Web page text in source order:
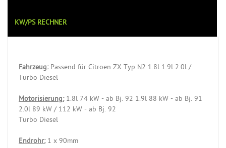
KW/PS RECHNER
Fahrzeug:Passend für Citroen ZX Typ N2 1.8l 1.9l 2.0l /
Turbo Diesel
Motorisierung:1.8l 74 kW - ab Bj. 92 1.9l 88 kW - ab Bj. 91
2.0l 89 kW / 112 kW - ab Bj. 92
Turbo Diesel
Endrohr:1 x 90mm